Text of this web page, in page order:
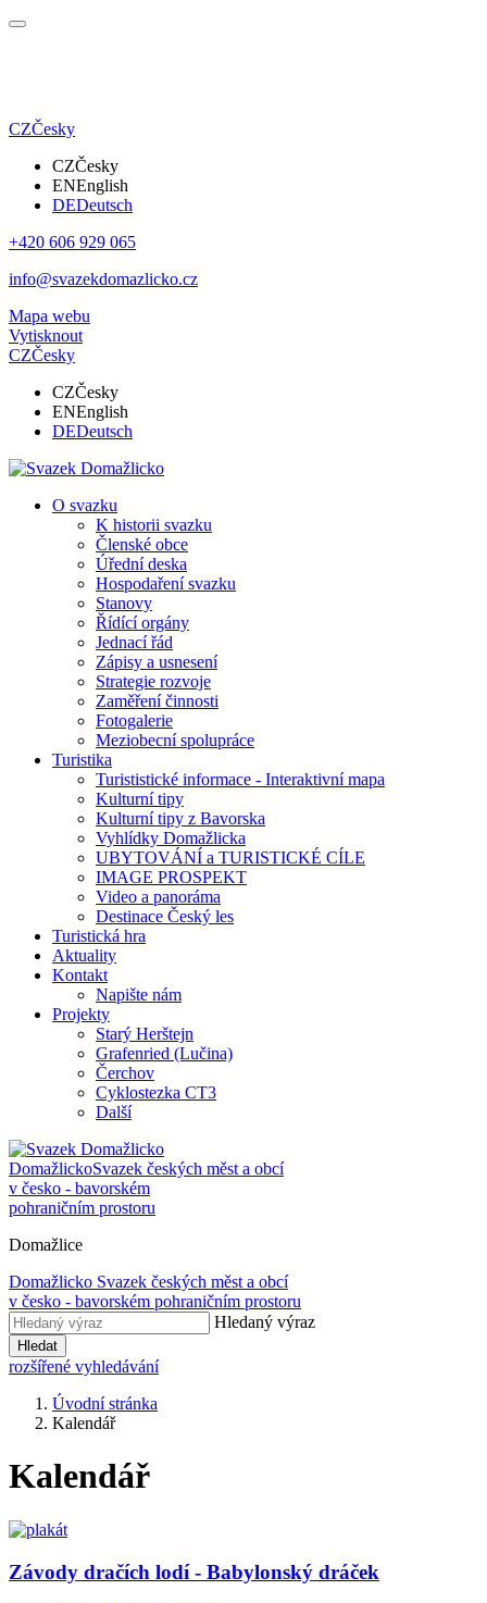
CZČesky
CZČesky
ENEnglish
DEDeutsch
+420 606 929 065
info@svazekdomazlicko.cz
Mapa webu
Vytisknout
CZČesky
CZČesky
ENEnglish
DEDeutsch
O svazku
K historii svazku
Členské obce
Úřední deska
Hospodaření svazku
Stanovy
Řídící orgány
Jednací řád
Zápisy a usnesení
Strategie rozvoje
Zaměření činnosti
Fotogalerie
Meziobecní spolupráce
Turistika
Turististické informace - Interaktivní mapa
Kulturní tipy
Kulturní tipy z Bavorska
Vyhlídky Domažlicka
UBYTOVÁNÍ a TURISTICKÉ CÍLE
IMAGE PROSPEKT
Video a panoráma
Destinace Český les
Turistická hra
Aktuality
Kontakt
Napište nám
Projekty
Starý Herštejn
Grafenried (Lučina)
Čerchov
Cyklostezka CT3
Další
DomažlickoSvazek českých měst a obcí
v česko - bavorském
pohraničním prostoru
Domažlice
Domažlicko Svazek českých měst a obcí
v česko - bavorském pohraničním prostoru
Hledaný výraz
Hledat
rozšířené vyhledávání
Úvodní stránka
Kalendář
Kalendář
Závody dračích lodí - Babylonský dráček